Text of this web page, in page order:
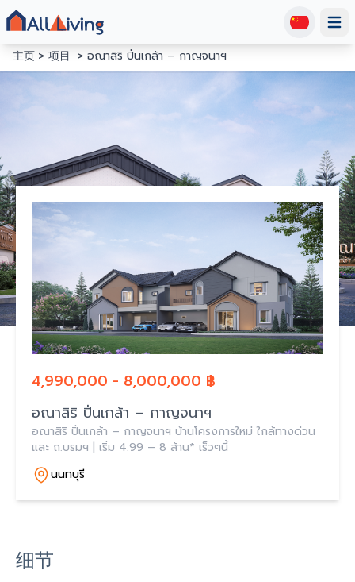
主页
项目 อณาสิริ ปิ่นเกล้า – กาญจนาฯ
4,990,000 - 8,000,000 ฿
อณาสิริ ปิ่นเกล้า – กาญจนาฯ
อณาสิริ ปิ่นเกล้า – กาญจนาฯ บ้านโครงการใหม่ ใกล้ทางด่วน
และ ถ.บรมฯ | เริ่ม 4.99 – 8 ล้าน* เร็วๆนี้
นนทบุรี
细节